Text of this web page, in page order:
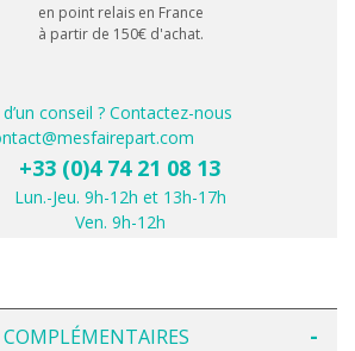
en point relais en France
à partir de 150€ d'achat.
conseil ? Contactez-nous
+33 (0)4 74 21 08 13
Lun.-Jeu. 9h-12h et 13h-17h
Ven. 9h-12h